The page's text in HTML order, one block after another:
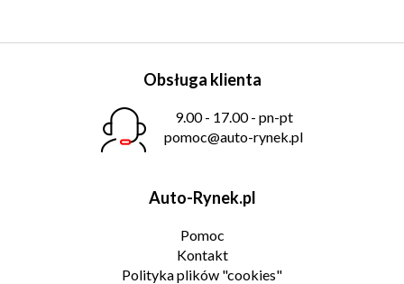
Obsługa klienta
9.00 - 17.00 - pn-pt
pomoc@auto-rynek.pl
Auto-Rynek.pl
Pomoc
Kontakt
Polityka plików "cookies"